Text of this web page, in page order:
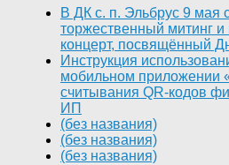
В ДК с. п. Эльбрус 9 мая
торжественный митинг
концерт, посвящённый
Инструкция
мобильном приложении
считывания QR-кодов
ИП
(без названия)
(без названия)
(без названия)